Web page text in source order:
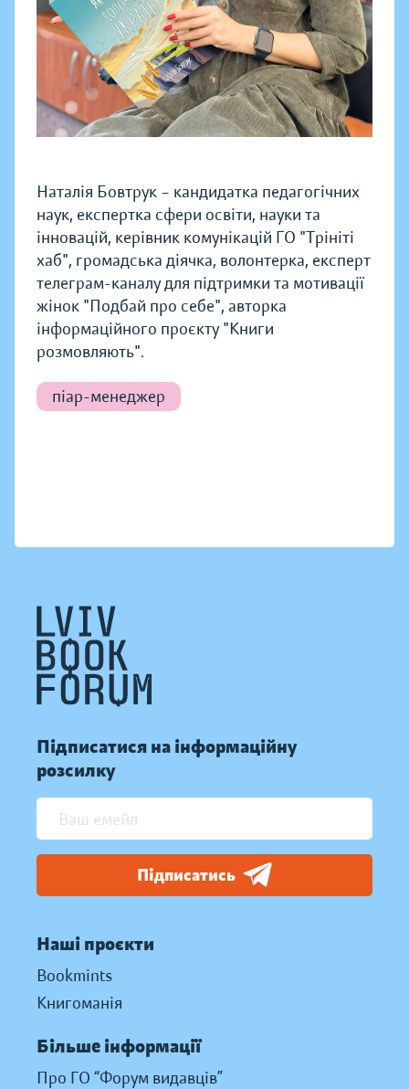
Наталія Бовтрук – кандидатка педагогічних
наук, експертка сфери освіти, науки та
інновацій, керівник комунікацій ГО "Трініті
хаб", громадська діячка, волонтерка, експерт
телеграм-каналу для підтримки та мотивації
жінок "Подбай про себе", авторка
інформаційного проєкту "Книги
розмовляють".
піар-менеджер
Підписатися на інформаційну
розсилку
Підписатись
Наші проєкти
Bookmints
Книгоманія
Більше інформації
Про ГО “Форум видавців”